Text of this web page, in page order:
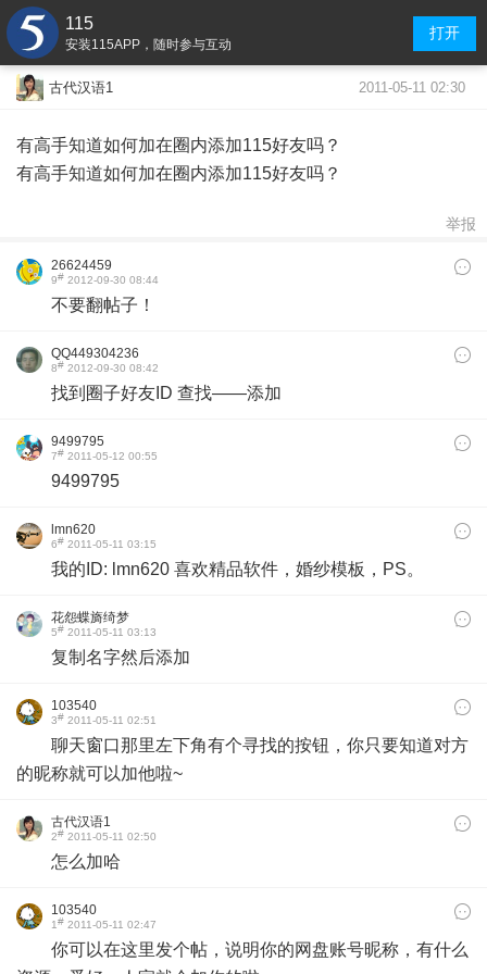
115
安装115APP，随时参与互动
打开
古代汉语1 2011-05-11 02:30
有高手知道如何加在圈内添加115好友吗？
有高手知道如何加在圈内添加115好友吗？
举报
26624459
9# 2012-09-30 08:44
不要翻帖子！
QQ449304236
8# 2012-09-30 08:42
找到圈子好友ID 查找——添加
9499795
7# 2011-05-12 00:55
9499795
lmn620
6# 2011-05-11 03:15
我的ID: lmn620 喜欢精品软件，婚纱模板，PS。
花怨蝶旖绮梦
5# 2011-05-11 03:13
复制名字然后添加
103540
3# 2011-05-11 02:51
聊天窗口那里左下角有个寻找的按钮，你只要知道对方
的昵称就可以加他啦~
古代汉语1
2# 2011-05-11 02:50
怎么加哈
103540
1# 2011-05-11 02:47
你可以在这里发个帖，说明你的网盘账号昵称，有什么